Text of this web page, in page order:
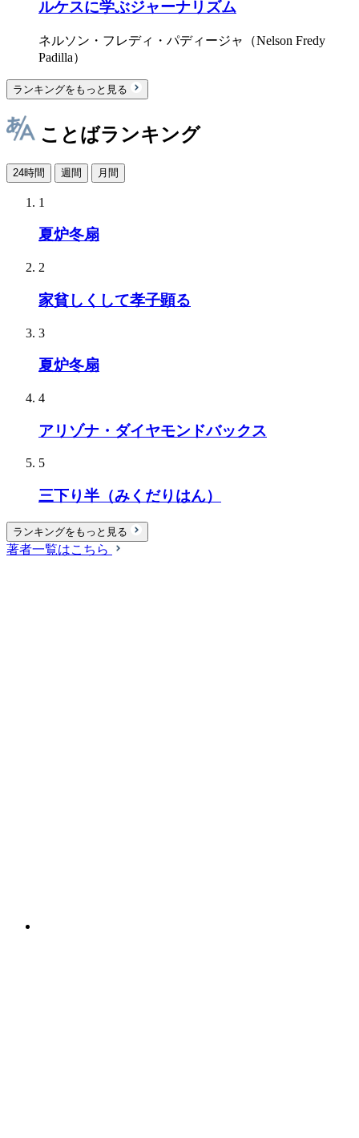
ルケスに学ぶジャーナリズム
ネルソン・フレディ・パディージャ（Nelson Fredy
Padilla）
ランキングをもっと見る
ことばランキング
24時間 週間 月間
1
夏炉冬扇
2
家貧しくして孝子顕る
3
夏炉冬扇
4
アリゾナ・ダイヤモンドバックス
5
三下り半（みくだりはん）
ランキングをもっと見る
著者一覧はこちら